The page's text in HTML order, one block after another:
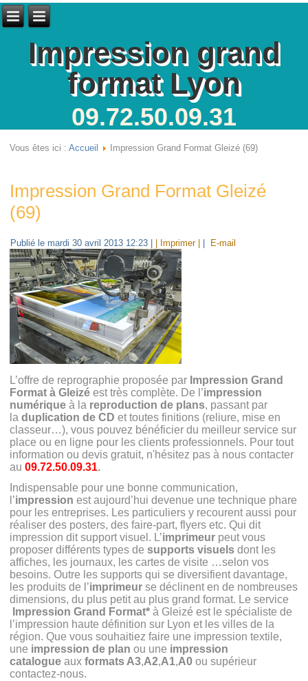
Impression grand
format Lyon
09.72.50.09.31
Vous êtes ici :Accueil Impression Grand Format Gleizé (69)
Impression Grand Format Gleizé
(69)
Publié le mardi 30 avril 2013 12:23 | Imprimer | E-mail
L’offre de reprographie proposée par Impression Grand
Format à Gleizé est très complète. De l’impression
numérique à la reproduction de plans, passant par
laduplication de CD et toutes finitions (reliure, mise en
classeur…), vous pouvez bénéficier du meilleur service sur
place ou en ligne pour les clients professionnels. Pour tout
information ou devis gratuit, n'hésitez pas à nous contacter
au09.72.50.09.31.
Indispensable pour une bonne communication,
l’impression est aujourd’hui devenue une technique phare
pour les entreprises. Les particuliers y recourent aussi pour
réaliser des posters, des faire-part, flyers etc. Qui dit
impression dit support visuel. L’imprimeur peut vous
proposer différents types desupports visuels dont les
affiches, les journaux, les cartes de visite …selon vos
besoins. Outre les supports qui se diversifient davantage,
les produits de l’imprimeur se déclinent en de nombreuses
dimensions, du plus petit au plus grand format. Le service
Impression Grand Format* à Gleizé est le spécialiste de
l’impression haute définition sur Lyon et les villes de la
région. Que vous souhaitiez faire une impression textile,
une impression de plan ou une impression
catalogue auxformats A3,A2,A1,A0 ou supérieur
contactez-nous.